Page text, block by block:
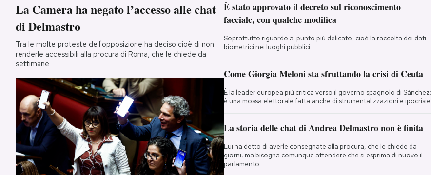
La Camera ha negato l’accesso alle chat
di Delmastro
Tra le molte proteste dell'opposizione ha deciso cioè di non
renderle accessibili alla procura di Roma, che le chiede da
settimane
È stato approvato il decreto sul riconoscimento
facciale, con qualche modifica
Soprattutto riguardo al punto più delicato, cioè la raccolta dei dati
biometrici nei luoghi pubblici
Come Giorgia Meloni sta sfruttando la crisi di Ceuta
È la leader europea più critica verso il governo spagnolo di Sánchez:
è una mossa elettorale fatta anche di strumentalizzazioni e ipocrisie
La storia delle chat di Andrea Delmastro non è finita
Lui ha detto di averle consegnate alla procura, che le chiede da
giorni, ma bisogna comunque attendere che si esprima di nuovo il
parlamento